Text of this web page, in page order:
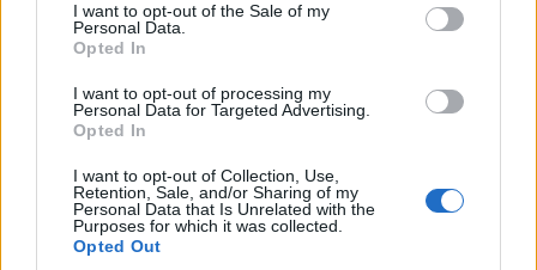
I want to opt-out of the Sale of my
Personal Data.
Opted In
I want to opt-out of processing my
Personal Data for Targeted Advertising.
Opted In
I want to opt-out of Collection, Use,
Retention, Sale, and/or Sharing of my
Personal Data that Is Unrelated with the
Purposes for which it was collected.
Opted Out